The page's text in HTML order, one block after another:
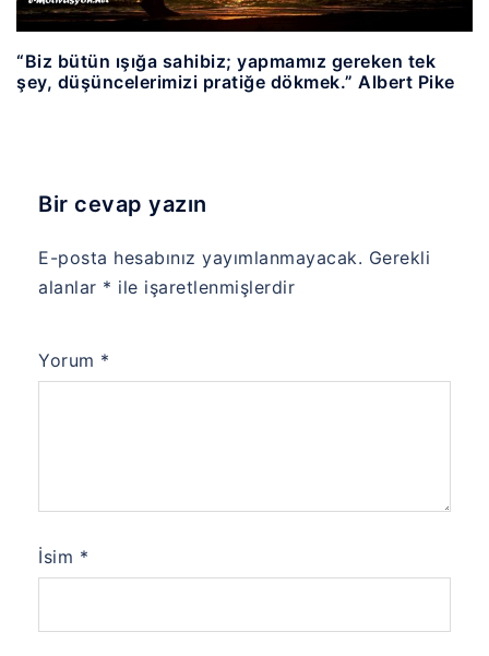
“Biz bütün ışığa sahibiz; yapmamız gereken tek
şey, düşüncelerimizi pratiğe dökmek.” Albert Pike
Bir cevap yazın
E-posta hesabınız yayımlanmayacak. Gerekli
alanlar * ile işaretlenmişlerdir
Yorum *
İsim *